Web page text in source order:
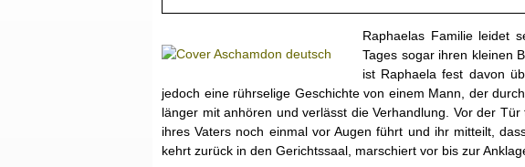
Raphaelas Familie leidet
Tages sogar ihren kleinen
ist Raphaela fest davon
jedoch eine rührselige Geschichte von einem Mann, der
länger mit anhören und verlässt die Verhandlung. Vor der
ihres Vaters noch einmal vor Augen führt und ihr mitteilt,
kehrt zurück in den Gerichtssaal, marschiert vor bis zur